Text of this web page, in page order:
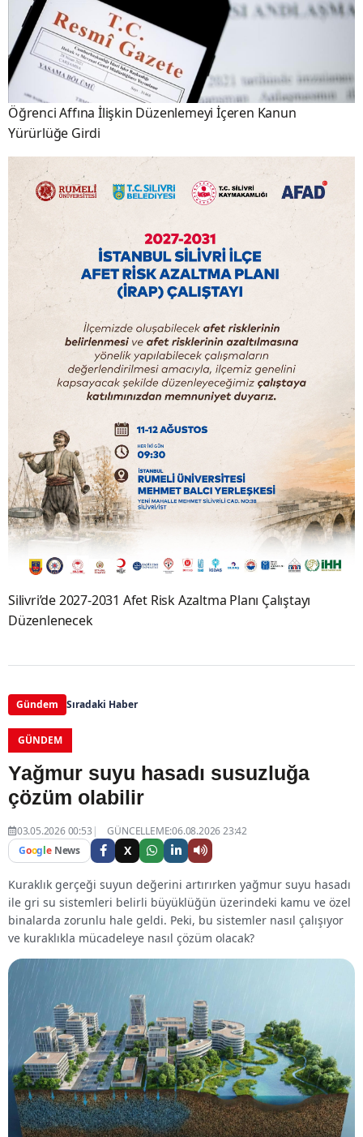
Öğrenci Affına İlişkin Düzenlemeyi İçeren Kanun
Yürürlüğe Girdi
Silivri’de 2027-2031 Afet Risk Azaltma Planı Çalıştayı
Düzenlenecek
Gündem Sıradaki Haber
GÜNDEM
Yağmur suyu hasadı susuzluğa
çözüm olabilir
03.05.2026 00:53
GÜNCELLEME:06.08.2026 23:42
Google News X
Kuraklık gerçeği suyun değerini artırırken yağmur suyu hasadı
ile gri su sistemleri belirli büyüklüğün üzerindeki kamu ve özel
binalarda zorunlu hale geldi. Peki, bu sistemler nasıl çalışıyor
ve kuraklıkla mücadeleye nasıl çözüm olacak?